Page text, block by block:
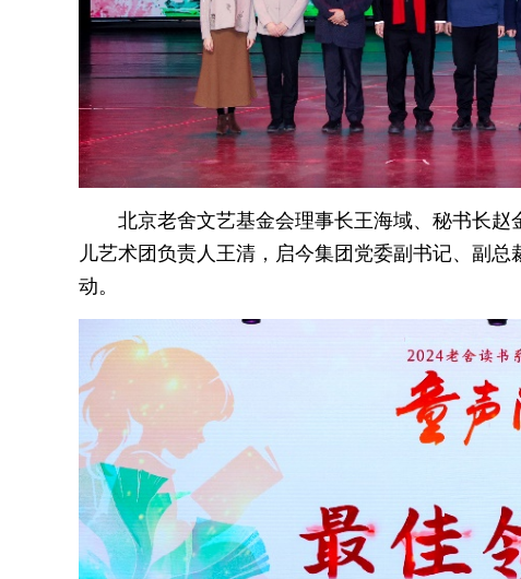
北京老舍文艺基金会理事长王海域、秘书长
儿艺术团负责人王清，启今集团党委副书记、副
动。